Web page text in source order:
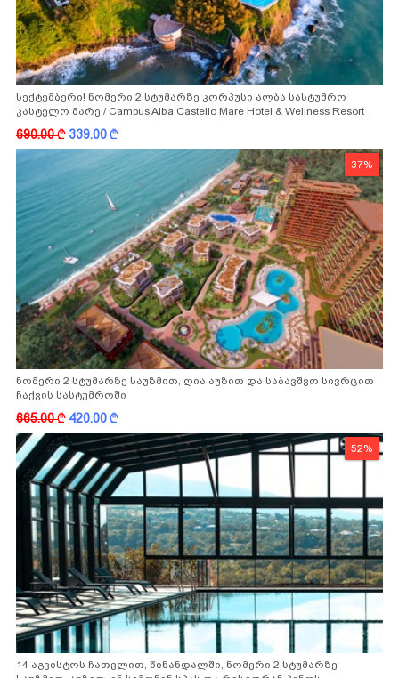
სექტემბერი! ნომერი 2 სტუმარზე კორპუსი ალბა სასტუმრო
კასტელო მარე / Campus Alba Castello Mare Hotel & Wellness Resort
690.00k 339.00k
37%
ნომერი 2 სტუმარზე საუზმით, ღია აუზით და საბავშვო სივრცით
ჩაქვის სასტუმროში
665.00k 420.00k
52%
14 აგვისტოს ჩათვლით, წინანდალში, ნომერი 2 სტუმარზე